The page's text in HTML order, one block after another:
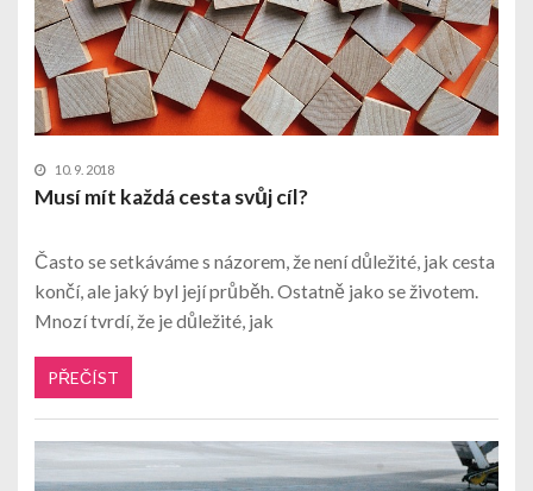
10. 9. 2018
Musí mít každá cesta svůj cíl?
Často se setkáváme s názorem, že není důležité, jak cesta
končí, ale jaký byl její průběh. Ostatně jako se životem.
Mnozí tvrdí, že je důležité, jak
PŘEČÍST